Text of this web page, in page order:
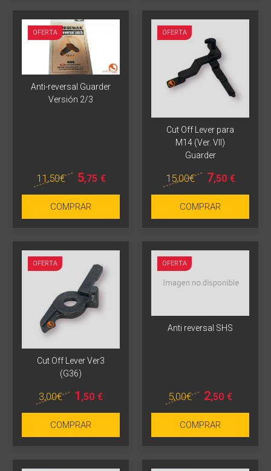
OFERTA
Anti-reversal Guarder
Versión 2/3
11 ,50€ 5,75 €
COMPRAR
OFERTA
Cut Off Lever para
M14 (Ver. VII)
Guarder
15,00€ 7,50 €
COMPRAR
OFERTA
Cut Off Lever Ver3
(G36)
3,00€ 1 ,50 €
COMPRAR
OFERTA
Anti reversal SHS
5,00€ 2,50 €
COMPRAR
Más info